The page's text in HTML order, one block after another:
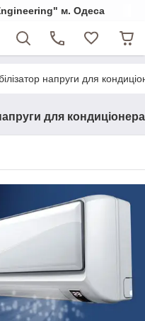
м. Одеса
напруги для
для кондиціонера